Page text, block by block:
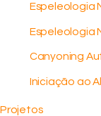
Espeleologia
Espeleologia
Canyoning
Iniciação ao
Projetos